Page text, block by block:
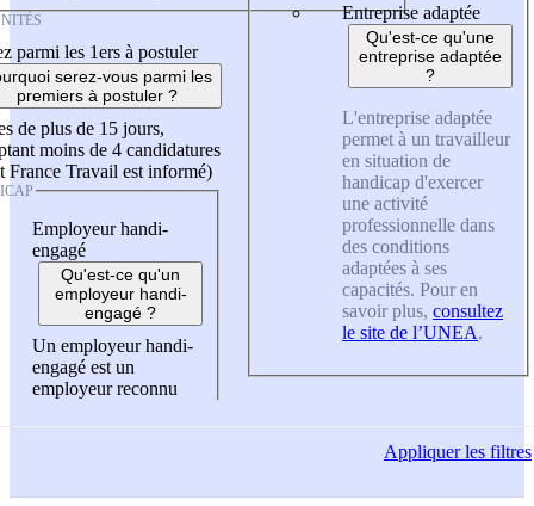
parmi les 1ers à postuler
serez-vous parmi les
premiers à postuler ?
de plus de 15 jours,
moins de 4 candidatures
France Travail est informé)
Employeur handi-
engagé
Qu'est-ce qu'un
employeur handi-
engagé ?
Un employeur handi-
engagé est un
employeur reconnu
Entreprise adaptée
Qu'est-ce qu'une
entreprise adaptée
?
L'entreprise adaptée
permet à un travailleur
en situation de
handicap d'exercer
une activité
professionnelle dans
des conditions
adaptées à ses
capacités. Pour en
savoir plus, consultez
le site de l’UNEA.
Appliquerles filtres